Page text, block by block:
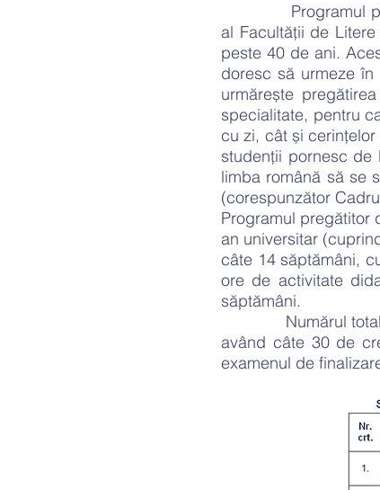
Programul
al Facultății de
peste 40 de ani.
doresc să urmeze
urmărește
specialitate, pentru
cu zi, cât și
studenții pornesc de
limba română să se
(corespunzător
Programul pregătitor
an universitar
câte 14 săptămâni,
ore de activitate
săptămâni.
Numărul total de
având câte 30 de
examenul de